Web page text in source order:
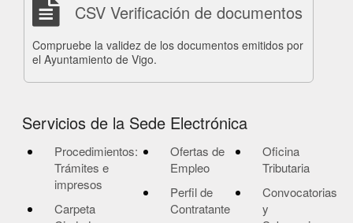
CSV Verificación de documentos
Compruebe la validez de los documentos emitidos por
el Ayuntamiento de Vigo.
Servicios de la Sede Electrónica
Procedimientos:
Trámites e
impresos
Carpeta
Ofertas de
Empleo
Perfil de
Contratante
Oficina
Tributaria
Convocatorias
y